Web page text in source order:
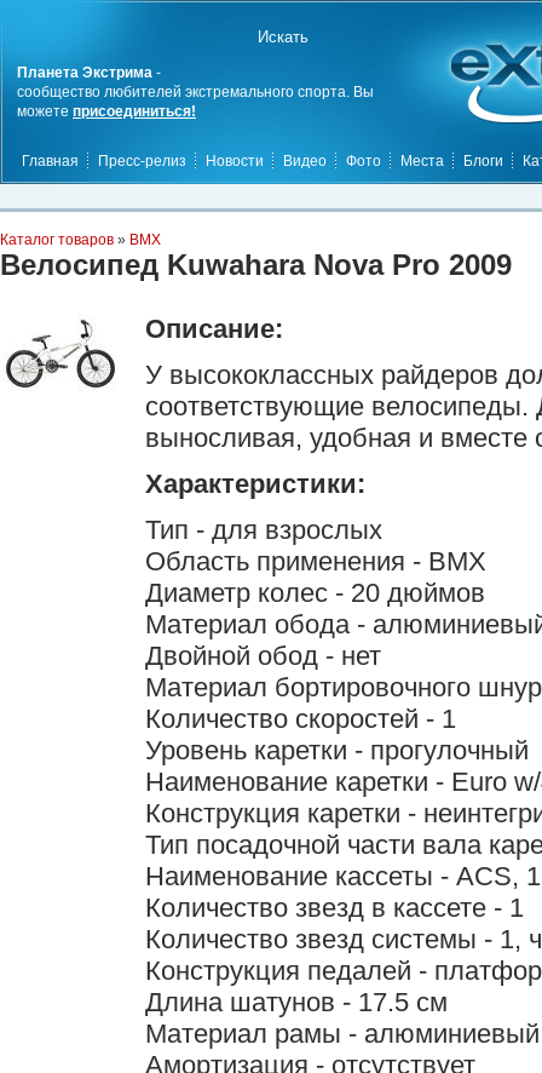
Планета Экстрима -
сообщество любителей экстремального спорта. Вы
можете присоединиться!
Главная Пресс-релиз Новости Видео Фото Места Блоги
Каталог товаров » BMX
Велосипед Kuwahara Nova Pro 2009
Описание:
У высококлассных райдеров
соответствующие
выносливая, удобная и
Характеристики:
Тип - для взрослых
Область применения - BMX
Диаметр колес - 20 дюймов
Материал обода -
Двойной обод - нет
Материал бортировочного
Количество скоростей - 1
Уровень каретки - прогулочный
Наименование каретки - Euro
Конструкция каретки -
Тип посадочной части вала
Наименование кассеты - ACS,
Количество звезд в кассете - 1
Количество звезд системы - 1,
Конструкция педалей -
Длина шатунов - 17.5 см
Материал рамы - алюминиевый
Амортизация - отсутствует